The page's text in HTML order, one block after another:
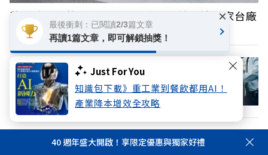
Just For You
知識包下載》重工業到餐飲都用AI！
產業降本增效全攻略
黃仁勳點名機器人是下波AI浪潮關鍵！這兩家台廠
2027年迎爆發期
「人間蒸發式」離職是什麼？真的沒禮貌
嗎？
【黃效文專欄】憶高希均教授：免費或付
40 週年盛大開啟！享限定優惠與獨家好禮
最後衝刺：已閱讀2/3篇文章
再讀1篇文章，即可解鎖抽獎！
×